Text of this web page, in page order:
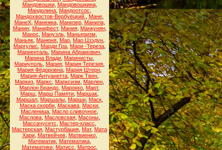
Мандовошки, Мандовошкина,
Мандолина Мандоотсос
Мандохвостов-Вербуёцкий.
Мане,
МанеХ, Манежка, Манизер, Манила,
Манин, Манифест, Мания, Манкунян,
Манос
Мануэль, Маньеризм
Маньяк Манюня Мао Мао Цзэдун
Маргулис
Марди Гра Мари -Тереза
Мариенталь Марина Абрамович
Марина Влади Маринисты
Мариуполь Мария Мария Терезия
Мария Фёдоровна Мария Штерн
Мария-Антуанетта Марк Твен
Маркиз Маркс Марксизм Марлен
Марлон Брандо Марокко Март,
Марш
Марш Памяти Маршак
Маршал, Маршалы, Марши, Маск,
Маска скорби, Маскава, Маски,
Масленица Масло сливочное
Маслова, Масловская, Масоны,
Массачусетс
Мастер-класс
Мастерская Мастурбация Мат, Мата
Хари, Матвейчев, Матвиенко,
Математик, Математика,
Математики, Матисс Матрос